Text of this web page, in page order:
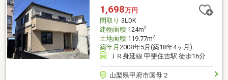
利便施設も一定の距離に揃っており、日常生活の利便性も良好で
す。ゆったりとした暮らしを求めるご家族におすすめの一邸で
す。
1,698万円
間取り 3LDK
建物面積124m2
土地面積119.77m2
築年月 2008年5月(築18年4ヶ月)
ＪＲ身延線 甲斐住吉駅 徒歩16分
山梨県甲府市国母２